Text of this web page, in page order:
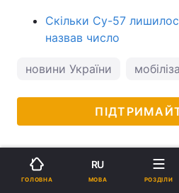
Скільки Су-57
назвав число
новини України
ГОЛОВНА
RU
МОВА РОЗДІЛИ